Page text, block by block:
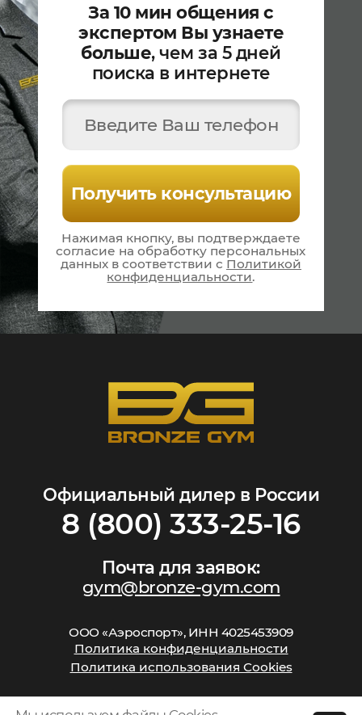
За 10 мин общения с
экспертом Вы узнаете
больше, чем за 5 дней
поиска в интернете
Введите Ваш телефон
Получить консультацию
Нажимая кнопку, вы подтверждаете
согласие наобработку персональных
данных в соответствии с Политикой
конфиденциальности.
ООО «Аэроспорт», ИНН 4025453909
Политика конфиденциальности
Политика использования Cookies
Официальный дилер в России
8 (800) 333-25-16
Почта для заявок:
gym@bronze-gym.com